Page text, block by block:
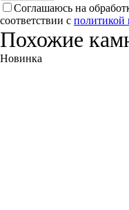
Соглашаюсь на
соответствии с политикой
Похожие
Новинка